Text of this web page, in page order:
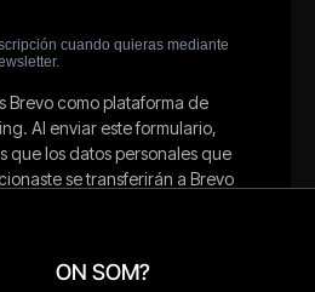
ON SOM?